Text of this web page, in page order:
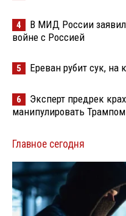
4
В МИД России
войне с Россией
5 Ереван рубит сук, на
6
Эксперт предрек
манипулировать Трампом
Главное сегодня